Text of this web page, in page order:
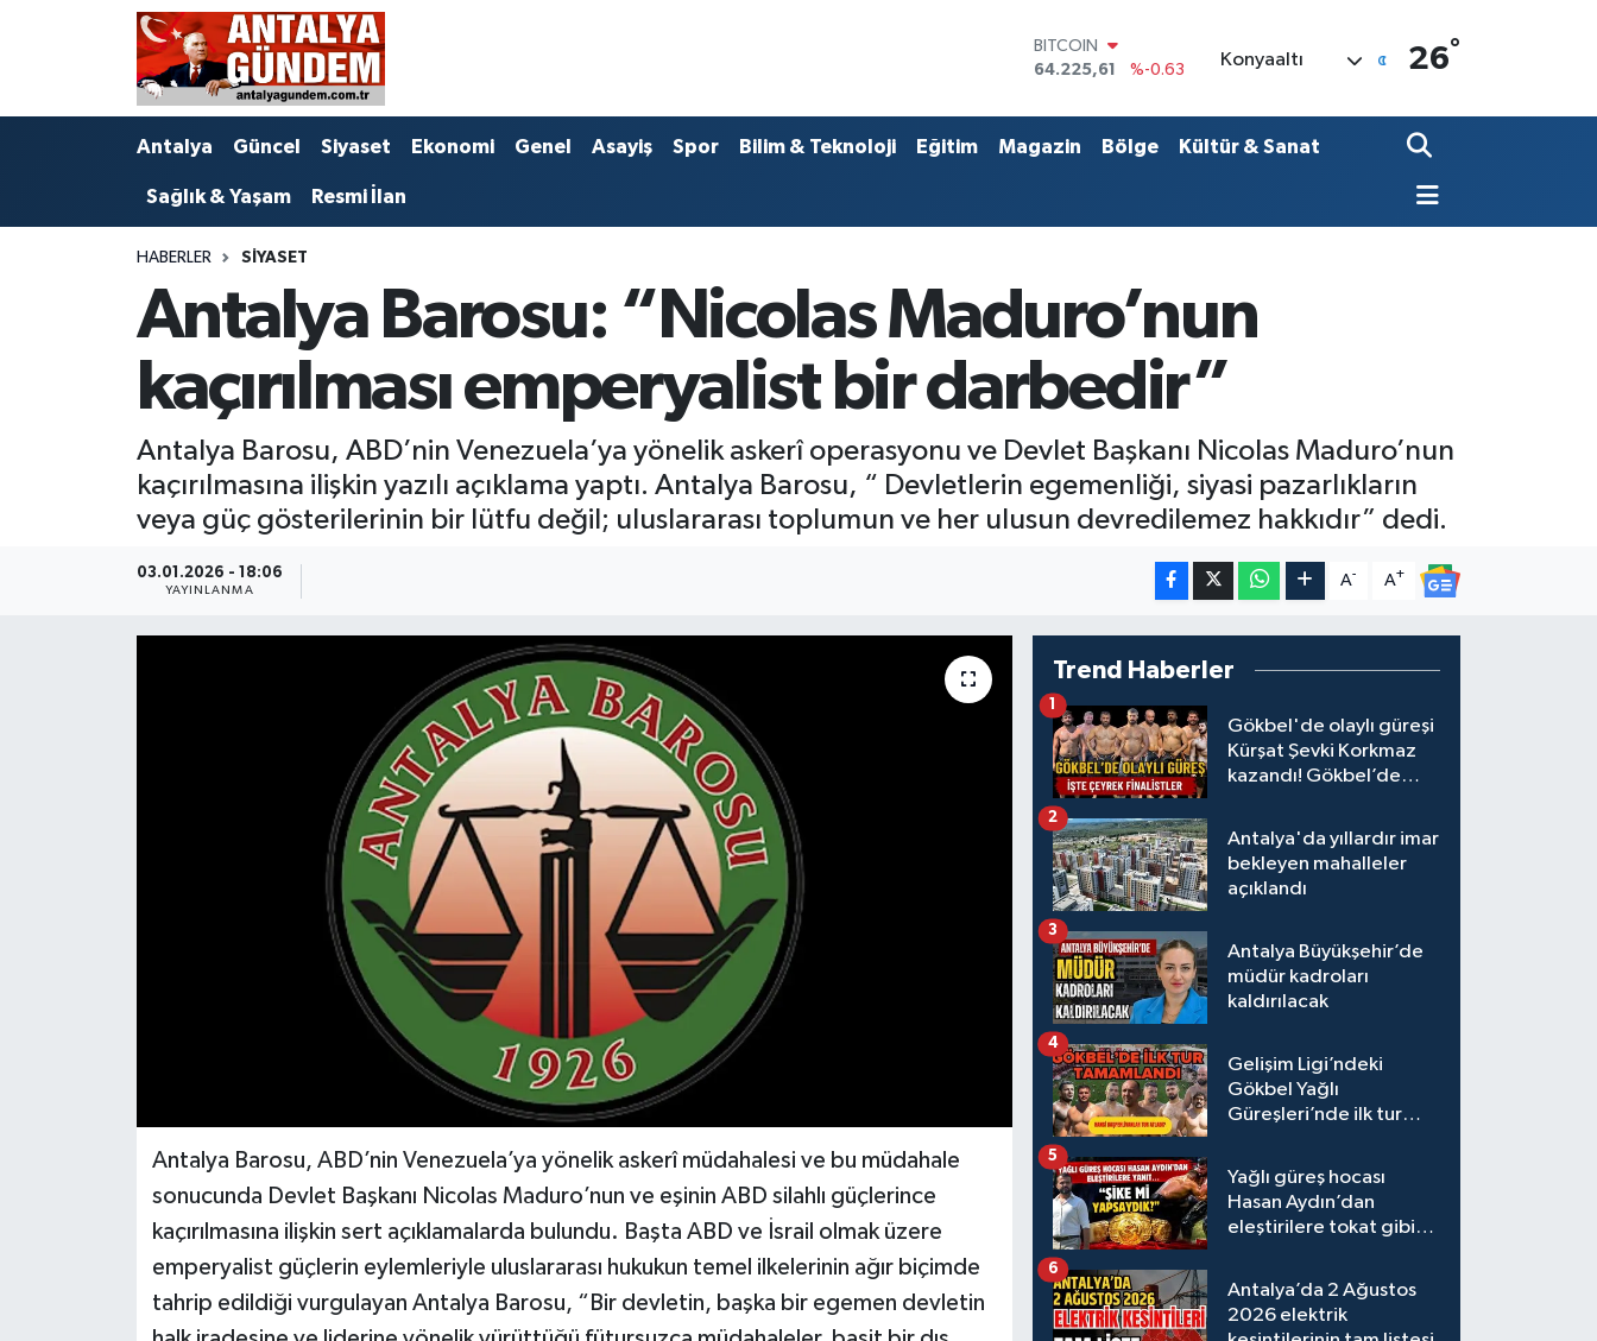
DOLAR
47,7143
%0.16
55,0317
%-0.02
STERLİN
64.225,61
%-0.63
Konyaaltı 26°
Antalya Güncel Siyaset Ekonomi Genel Asayiş Spor Bilim & Teknoloji Eğitim Magazin Bölge Kültür & Sanat
Sağlık & Yaşam Resmi İlan
HABERLER SIYASET
Antalya Barosu: “Nicolas Maduro’nun
kaçırılması emperyalist bir darbedir”
Antalya Barosu, ABD’nin Venezuela’ya yönelik askerî operasyonu ve Devlet Başkanı Nicolas Maduro’nun
kaçırılmasına ilişkin yazılı açıklama yaptı. Antalya Barosu, “ Devletlerin egemenliği, siyasi pazarlıkların
veya güç gösterilerinin bir lütfu değil; uluslararası toplumun ve her ulusun devredilemez hakkıdır” dedi.
03.01.2026 - 18:06
YAYINLANMA
A- A+
Antalya Barosu, ABD’nin Venezuela’ya yönelik askerî müdahalesi ve bu müdahale
sonucunda Devlet Başkanı Nicolas Maduro’nun ve eşinin ABD silahlı güçlerince
kaçırılmasına ilişkin sert açıklamalarda bulundu. Başta ABD ve İsrail olmak üzere
emperyalist güçlerin eylemleriyle uluslararası hukukun temel ilkelerinin ağır biçimde
tahrip edildiği vurgulayan Antalya Barosu, “Bir devletin, başka bir egemen devletin
Trend Haberler
Gökbel'de olaylı güreşi
Kürşat Şevki Korkmaz
kazandı! Gökbel’de
Gürbüz elendi!
1
Antalya'da yıllardır imar
bekleyen mahalleler
açıklandı
2
Antalya Büyükşehir’de
müdür kadroları
kaldırılacak
3
Gelişim Ligi’ndeki
Gökbel Yağlı
Güreşleri’nde ilk tur
4
Yağlı güreş hocası
Hasan Aydın’dan
eleştirilere tokat gibi
5
Antalya’da 2 Ağustos
2026 elektrik
6
Antalya
Bilim & Teknoloji
EĞİTİM
Görüntülü Haber
Kültür & Sanat
Antalya Nöbetçi Eczaneler
Antalya Hava Durumu
Antalya Namaz Vakitleri
Süper Lig Puan Durumu ve Fikstür
Tüm Manşetler
Son Dakika Haberleri
Haber Arşivi